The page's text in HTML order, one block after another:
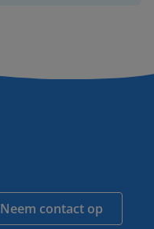
Neem contact op